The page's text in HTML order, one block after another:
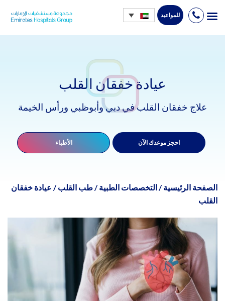
Skip
للمواعيد
عيادة خفقان القلب
علاج خفقان القلب في دبي وأبوظبي ورأس الخيمة
احجز موعدك الآن الأطباء
الصفحة الرئيسية /التخصصات الطبية /طب القلب / عيادة خفقان
القلب